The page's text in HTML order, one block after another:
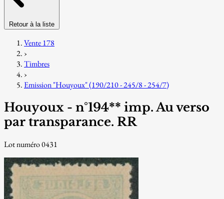
Retour à la liste
Vente 178
›
Timbres
›
Emission "Houyoux" (190/210 - 245/8 - 254/7)
Houyoux - n°194** imp. Au verso
par transparance. RR
Lot numéro 0431